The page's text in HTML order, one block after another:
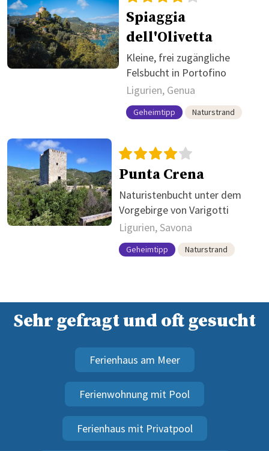
Spiaggia
dell'Olivetta
Kleine, frei zugängliche
Felsbucht in Portofino
Ligurien, Genua
Geheimtipp Naturstrand
Punta Crena
Naturistenbucht unter dem
Vorgebirge von Varigotti
Ligurien, Savona
Geheimtipp Naturstrand
Sehr gefragt und oft gesucht
Ferienhaus am Meer
Ferienwohnung mit Pool
Ferienhaus mit Privatpool